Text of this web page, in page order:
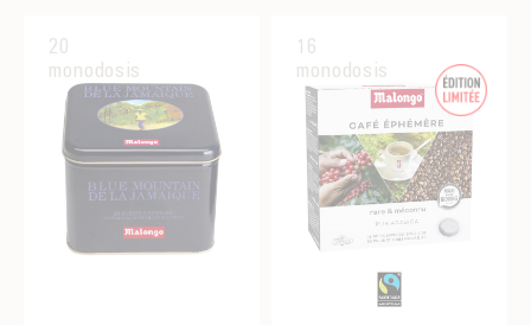
20
monodosis
16
monodosis